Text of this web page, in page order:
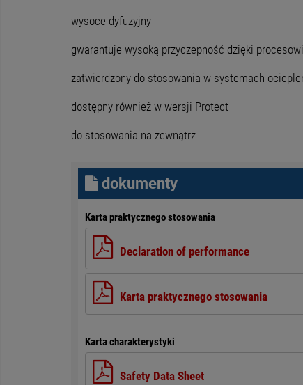
wysoce dyfuzyjny
gwarantuje wysoką przyczepność dzięki
zatwierdzony do stosowania w systemach
dostępny również w wersji Protect
do stosowania na zewnątrz
dokumenty
Karta praktycznego stosowania
Declaration of performance
Karta praktycznego stosowania
Karta charakterystyki
Safety Data Sheet